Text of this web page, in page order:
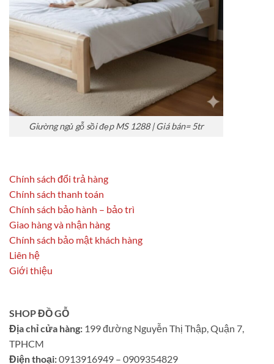
Giường ngủ gỗ sồi đẹp MS 1288 | Giá bán= 5tr
Chính sách đổi trả hàng
Chính sách thanh toán
Chính sách bảo hành – bảo trì
Giao hàng và nhận hàng
Chính sách bảo mật khách hàng
Liên hệ
Giới thiệu
SHOP ĐỒ GỖ
Địa chỉ cửa hàng: 199 đường Nguyễn Thị Thập, Quận 7,
TPHCM
Điện thoại:0913916949 – 0909354829